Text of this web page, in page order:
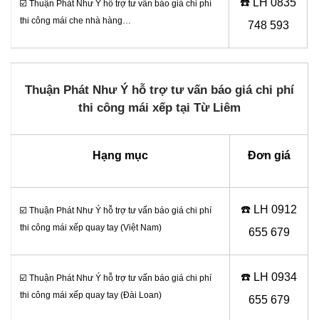
☑️ Thuận Phát Như Ý hỗ trợ tư vấn báo giá chi phí
thi công mái che nhà hàng…
748 593
Thuận Phát Như Ý hỗ trợ tư vấn báo giá chi phí
thi công mái xếp tại Từ Liêm
Hạng mục Đơn giá
☑️ Thuận Phát Như Ý hỗ trợ tư vấn báo giá chi phí
thi công mái xếp quay tay (Việt Nam)
☎️ LH 0912
655 679
☑️ Thuận Phát Như Ý hỗ trợ tư vấn báo giá chi phí
thi công mái xếp quay tay (Đài Loan)
☎️ LH 0934
655 679